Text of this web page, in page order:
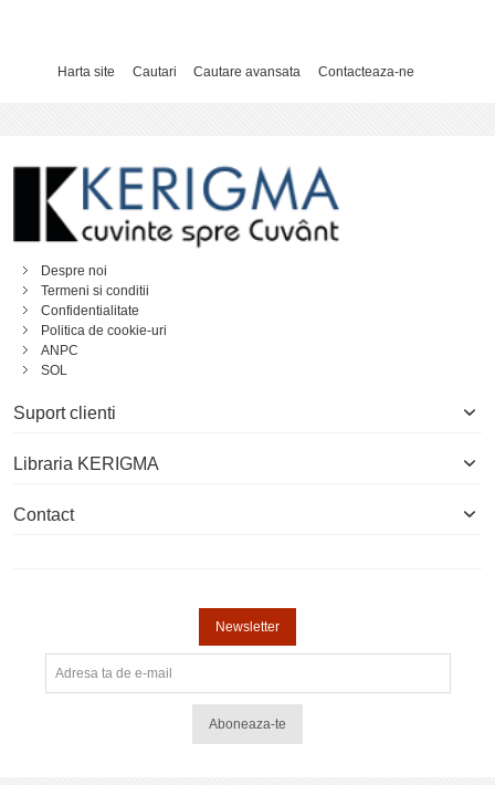
Harta site Cautari Cautare avansata Contacteaza-ne
Despre noi
Termeni si conditii
Confidentialitate
Politica de cookie-uri
ANPC
SOL
Suport clienti
Libraria KERIGMA
Contact
Newsletter
Aboneaza-te